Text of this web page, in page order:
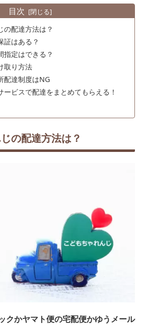
目次
の配達方法は？
証はある？
指定はできる？
取り方法
配達制度はNG
ービスで配達をまとめてもらえる！
の配達方法は？
クかヤマト便の宅配便かゆうメール